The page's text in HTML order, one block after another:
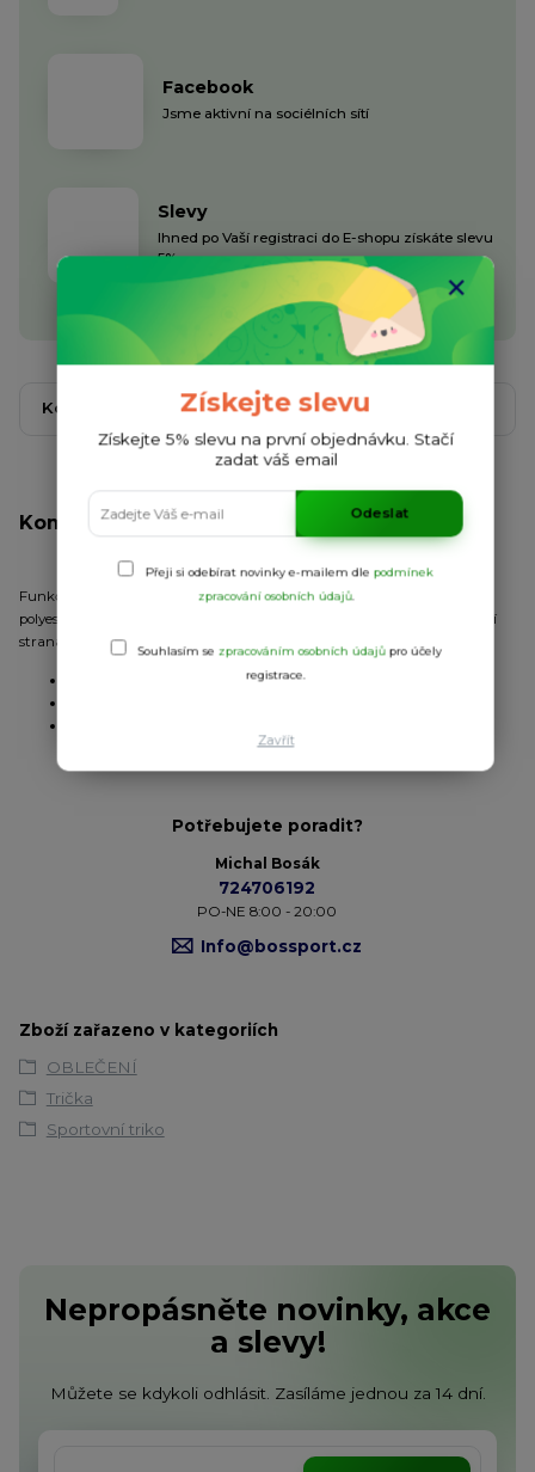
Facebook
Jsme aktivní na sociélních sítí
Slevy
Ihned po Vaší registraci do E-shopu získáte slevu
5%
Kompletní specifikace Komentáře
Kompletní specifikace
Funkční triko s krátkým rukávem. Kulatý výstřih. Kombinace dvou
polyesterových tkanin. Přední strana: 100% polyester honeycomb. Zadní
strana: 100% polyester space dye. Prodloužená zadní strana.
Potřebujete poradit?
Michal Bosák
724706192
PO-NE 8:00 - 20:00
Info@bossport.cz
Zboží zařazeno v kategoriích
OBLEČENÍ
Trička
Sportovní triko
Nepropásněte novinky, akce
a slevy!
Můžete se kdykoli odhlásit. Zasíláme jednou za 14 dní.
Získejte slevu
Získejte 5% slevu na první objednávku. Stačí
zadat váš email
Odeslat
Přeji si odebírat novinky e-mailem dle podmínek
zpracování osobních údajů.
Souhlasím se zpracováním osobních údajůpro účely
registrace.
Zavřít